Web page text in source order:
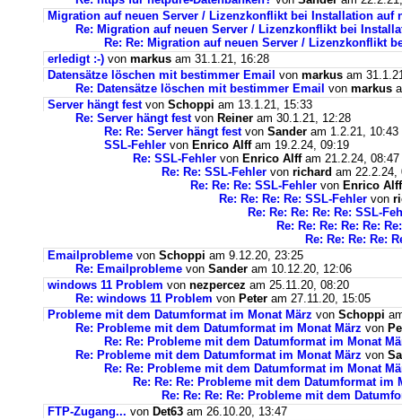
Migration auf neuen Server / Lizenzkonflikt bei Installation auf
Re: Migration auf neuen Server / Lizenzkonflikt bei
Re: Re: Migration auf neuen Server / Lizenzkonflikt
erledigt :-) von markus am 31.1.21, 16:28
Datensätze löschen mit bestimmer Email von markus am
Re: Datensätze löschen mit bestimmer Email von markus
Server hängt festvon Schoppi am 13.1.21, 15:33
Re: Server hängt festvon Reiner am 30.1.21, 12:28
Re: Re: Server hängt festvon Sander am 1.2.21, 10:43
SSL-Fehler von Enrico Alffam 19.2.24, 09:19
Re: SSL-Fehler von Enrico Alffam 21.2.24, 08:47
Re: Re: SSL-Fehler von richard am 22.2.24,
Re: Re: Re: SSL-Fehler von Enrico Alff
Re: Re: Re: Re: SSL-Fehler von
Re: Re: Re: Re: Re: SSL-
Re: Re: Re: Re: Re:
Re: Re: Re: Re:
Emailprobleme von Schoppi am 9.12.20, 23:25
Re: Emailprobleme von Sander am 10.12.20, 12:06
windows 11 Problem von nezpercez am 25.11.20, 08:20
Re: windows 11 Problem von Peter am 27.11.20, 15:05
Probleme mit dem Datumformat im Monat März von Schoppi
Re: Probleme mit dem Datumformat im Monat März von
Re: Re: Probleme mit dem Datumformat im Monat
Re: Probleme mit dem Datumformat im Monat März von
Re: Re: Probleme mit dem Datumformat im Monat
Re: Re: Re: Probleme mit dem Datumformat im
Re: Re: Re: Re: Probleme mit dem
FTP-Zugang... von Det63 am 26.10.20, 13:47